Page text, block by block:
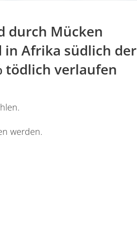
durch Mücken
Afrika südlich der
tödlich verlaufen
werden.